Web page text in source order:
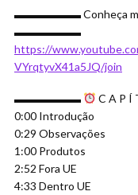
▬▬▬▬▬▬ Conheça
▬▬▬▬▬▬
https://
VYrqtyvX41a5JQ/join
▬▬▬▬▬▬ C A P Í
0:00 Introdução
0:29 Observações
1:00 Produtos
2:52 Fora UE
4:33 Dentro UE